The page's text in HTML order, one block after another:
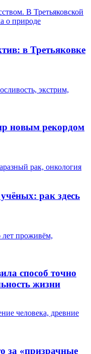
в Третьяковке
новым рекордом
рак здесь
способ точно
жизни
за «призрачные